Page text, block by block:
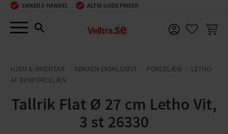
Menu
SIKKER E-HANDEL ALTID GODE PRISER
HJEM & INVENTAR KØKKEN EKSKLUSIVT PORCELÆN
LETHO
AF BENPORCELÆN
Tallrik Flat Ø 27 cm Letho Vit,
3 st 26330